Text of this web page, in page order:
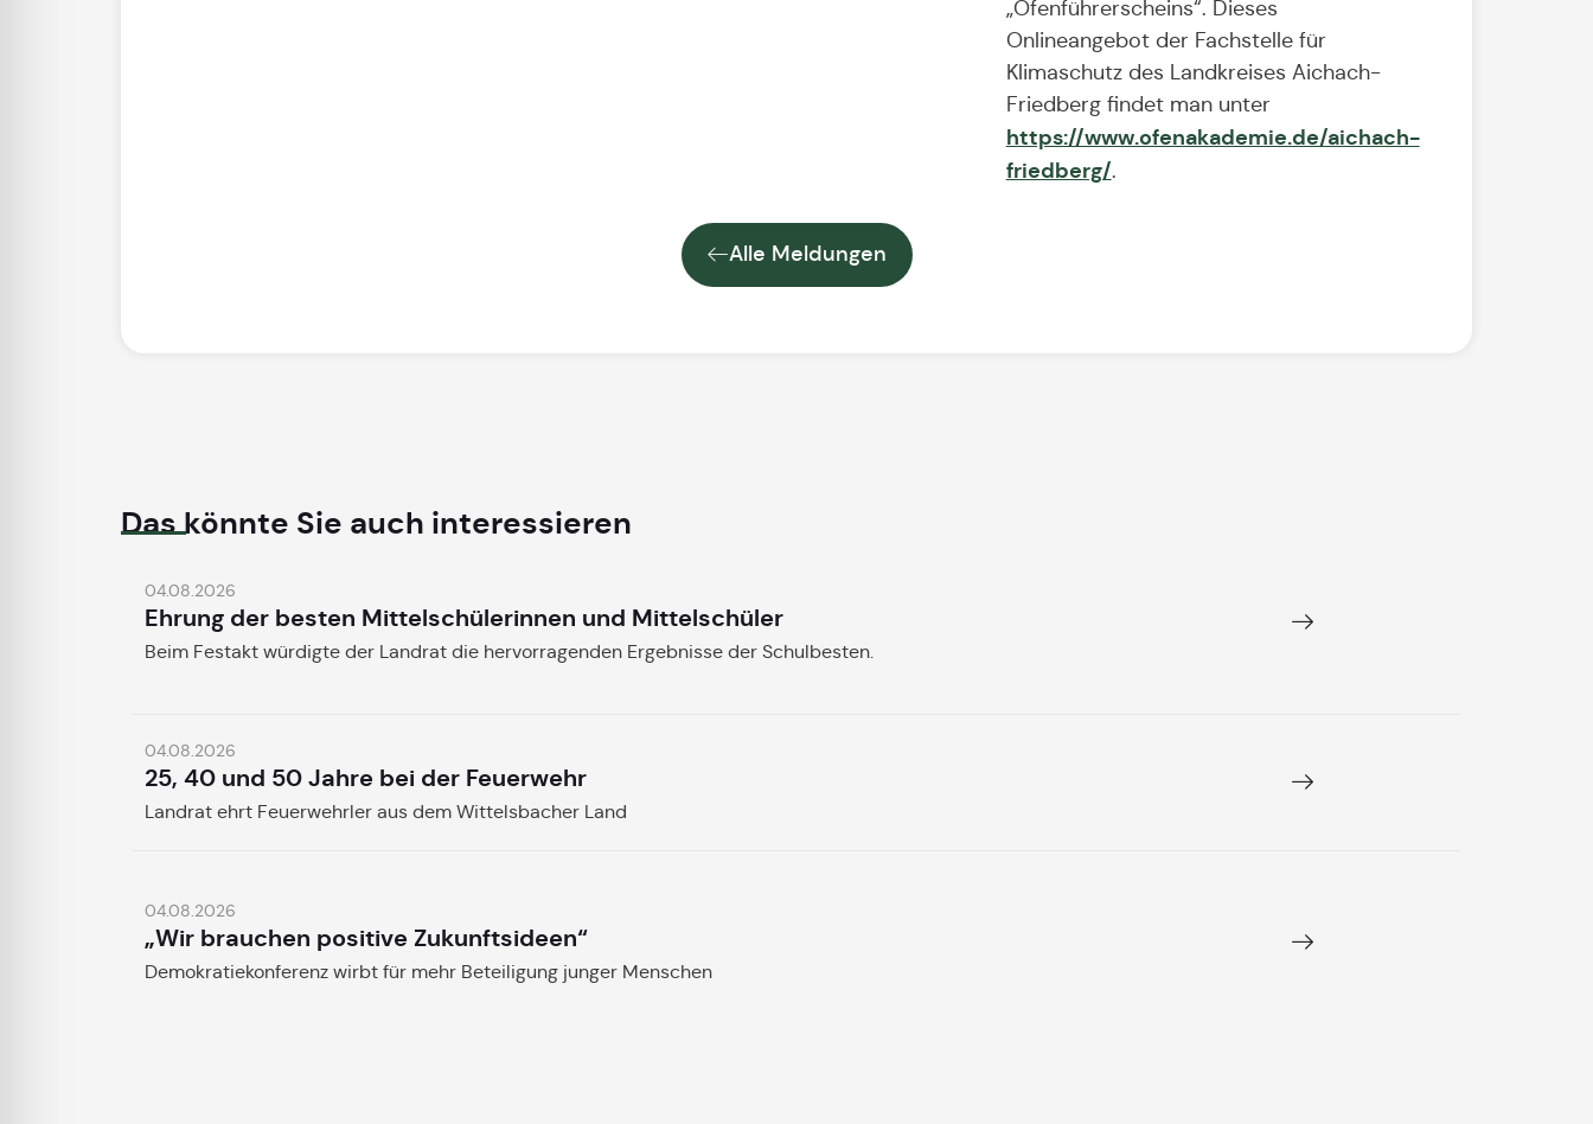
„Ofenführerscheins“. Dieses
Onlineangebot der Fachstelle für
Klimaschutz des Landkreises Aichach-
Friedberg findet man unter
https://www.ofenakademie.de/aichach-
friedberg/.
Alle Meldungen
Das könnte Sie auch interessieren
04.08.2026
Ehrung der besten Mittelschülerinnen und Mittelschüler
Beim Festakt würdigte der Landrat die hervorragenden Ergebnisse der Schulbesten.
04.08.2026
25, 40 und 50 Jahre bei der Feuerwehr
Landrat ehrt Feuerwehrler aus dem Wittelsbacher Land
04.08.2026
„Wir brauchen positive Zukunftsideen“
Demokratiekonferenz wirbt für mehr Beteiligung junger Menschen